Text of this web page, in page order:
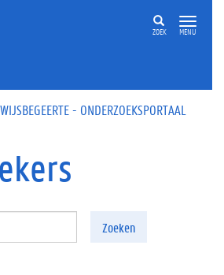
ZOEK MENU
- ONDERZOEKSPORTAAL
Zoeken